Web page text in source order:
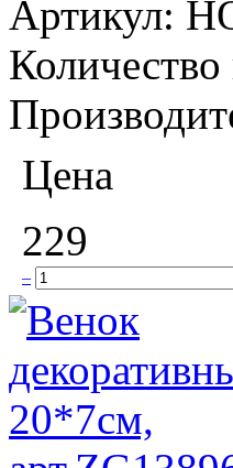
Артикул:
Количество
Цена
229
–